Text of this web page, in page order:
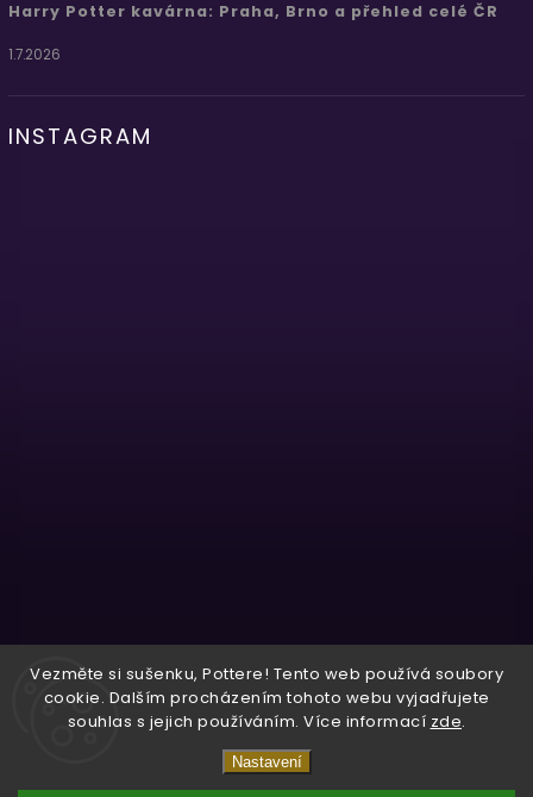
Vezměte si sušenku, Pottere! Tento web používá soubory
cookie. Dalším procházením tohoto webu vyjadřujete
souhlas s jejich používáním. Více informací zde.
Nastavení
Harry Potter kavárna: Praha, Brno a přehled celé ČR
1.7.2026
INSTAGRAM
Sledovat na Instagramu
Copyright 2026 Wizardo . Všechna práva vyhrazena.
| DesignShoptak.cz.